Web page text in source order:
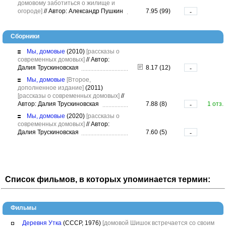
домовому заботиться о жилище и
огороде] //Автор: Александр Пушкин 7.95 (99) -
Сборники
Мы, домовые (2010) [рассказы о
современных домовых] //Автор:
Далия Трускиновская
8.17 (12)
-
Мы, домовые [Второе,
дополненное издание] (2011)
[рассказы о современных домовых] //
Автор: Далия Трускиновская
7.88 (8) -
1 отз.
Мы, домовые (2020) [рассказы о
современных домовых] //Автор:
Далия Трускиновская
7.60 (5) -
Список фильмов, в которых упоминается термин:
Фильмы
Деревня Утка (СССР, 1976) [домовой Шишок встречается со своим